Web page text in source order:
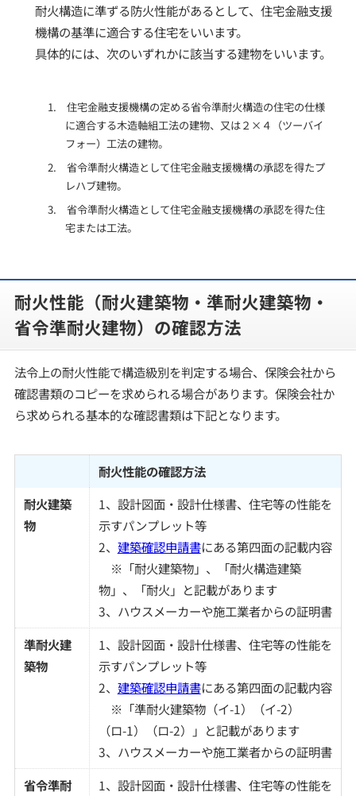
耐火構造に準ずる防火性能があるとして、住宅金融支援
機構の基準に適合する住宅をいいます。
具体的には、次のいずれかに該当する建物をいいます。
1. 住宅金融支援機構の定める省令準耐火構造の住宅の仕様
に適合する木造軸組工法の建物、又は２×４（ツーバイ
フォー）工法の建物。
2. 省令準耐火構造として住宅金融支援機構の承認を得たプ
レハブ建物。
3. 省令準耐火構造として住宅金融支援機構の承認を得た住
宅または工法。
耐火性能（耐火建築物・準耐火建築物・
省令準耐火建物）の確認方法
法令上の耐火性能で構造級別を判定する場合、保険会社から
確認書類のコピーを求められる場合があります。保険会社か
ら求められる基本的な確認書類は下記となります。
耐火性能の確認方法
耐火建築
物
1、設計図面・設計仕様書、住宅等の性能を
示すパンプレット等
2、 建築確認申請書にある第四面の記載内容
※「耐火建築物」、「耐火構造建築
物」、「耐火」と記載があります
3、ハウスメーカーや施工業者からの証明書
準耐火建
築物
1、設計図面・設計仕様書、住宅等の性能を
示すパンプレット等
2、 建築確認申請書にある第四面の記載内容
※「準耐火建築物（イ-1）（イ-2）
（ロ-1）（ロ-2）」と記載があります
3、ハウスメーカーや施工業者からの証明書
省令準耐
1、設計図面・設計仕様書、住宅等の性能を